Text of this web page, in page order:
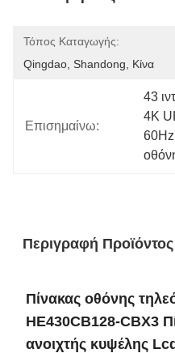
Τόπος Καταγωγής:
Qingdao, Shandong, Κίνα
Επισημαίνω:
43
4K
60Hz
Περιγραφή Προϊόντος
Πίνακας οθόνης
HE430CB128-CBX3
ανοιχτής κυψέλης